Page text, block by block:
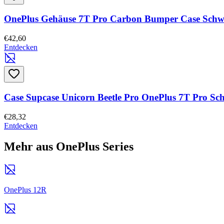
OnePlus Gehäuse 7T Pro Carbon Bumper Case
€42,60
Entdecken
Case Supcase Unicorn Beetle Pro OnePlus 7T Pro
€28,32
Entdecken
Mehr aus OnePlus Series
OnePlus 12R